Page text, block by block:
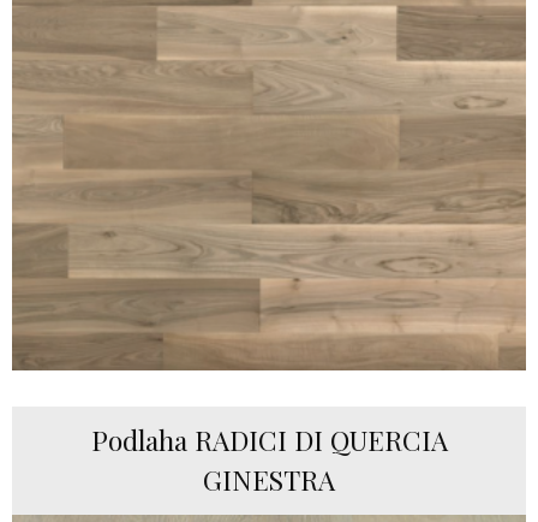
Podlaha RADICI DI QUERCIA
GINESTRA